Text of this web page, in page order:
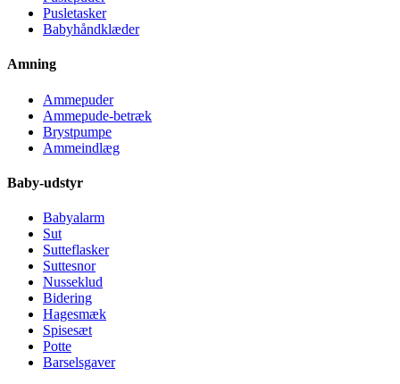
Pusletasker
Babyhåndklæder
Amning
Ammepuder
Ammepude-betræk
Brystpumpe
Ammeindlæg
Baby-udstyr
Babyalarm
Sut
Sutteflasker
Suttesnor
Nusseklud
Bidering
Hagesmæk
Spisesæt
Potte
Barselsgaver